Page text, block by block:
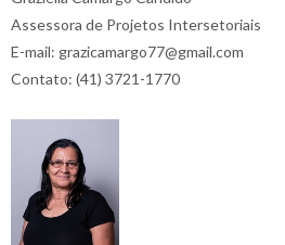
Assessora de Projetos Intersetoriais
E-mail: grazicamargo77@gmail.com
Contato: (41) 3721-1770